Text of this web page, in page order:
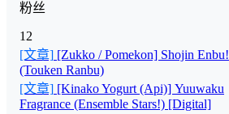
粉丝
12
[文章] [Zukko / Pomekon] Shojin Enbu!
(Touken Ranbu)
[文章] [Kinako Yogurt (Api)] Yuuwaku
Fragrance (Ensemble Stars!) [Digital]